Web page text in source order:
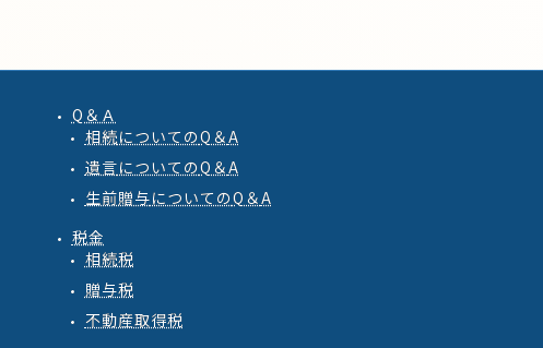
Q＆Ａ
相続についてのQ ＆A
遺言についてのQ ＆A
生前贈与についてのQ ＆A
税金
相続税
贈与税
不動産取得税